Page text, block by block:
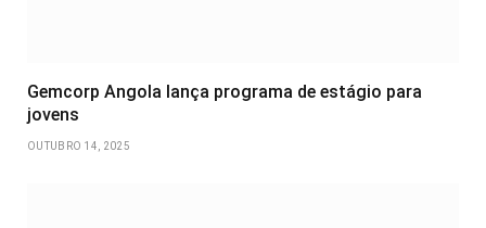
Gemcorp Angola lança programa de estágio para
jovens
OUTUBRO 14, 2025